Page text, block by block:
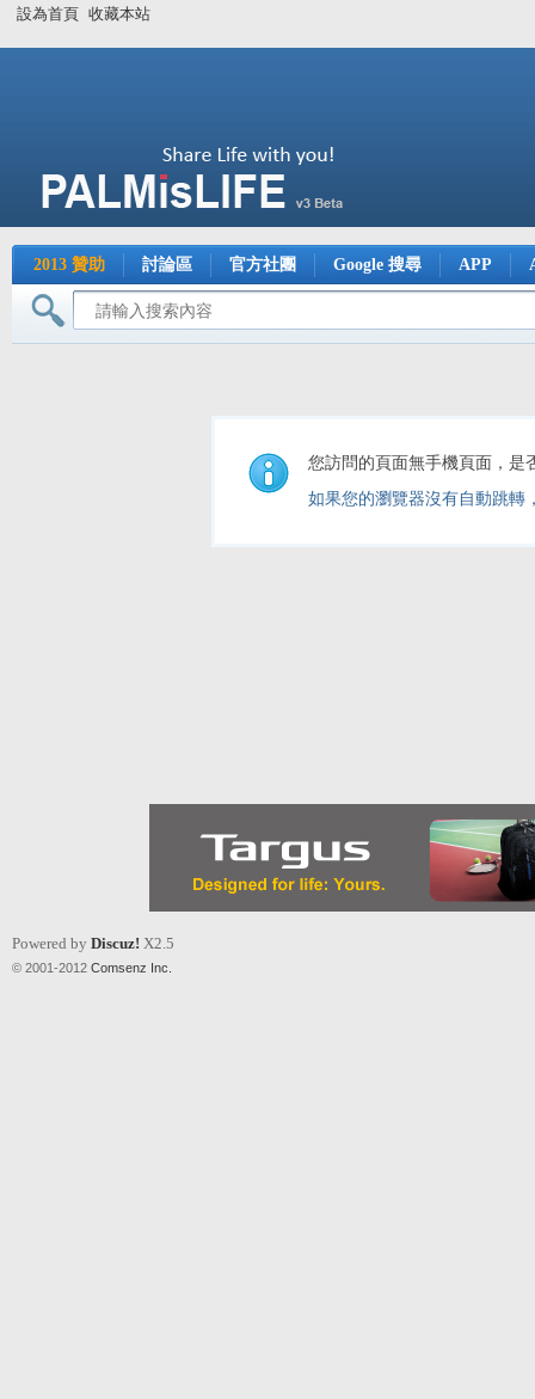
設為首頁 收藏本站
2013 贊助 討論區 官方社團 Google 搜尋 APP
您訪問的頁面無手機頁面，是
如果您的瀏覽器沒有自動跳轉
Powered by Discuz! X2.5
© 2001-2012 Comsenz Inc.